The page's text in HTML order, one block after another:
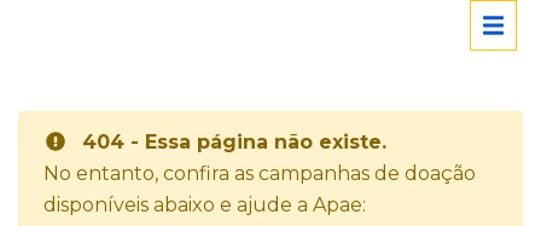
404 - Essa página não existe.
No entanto, confira as campanhas de doação
disponíveis abaixo e ajude a Apae: